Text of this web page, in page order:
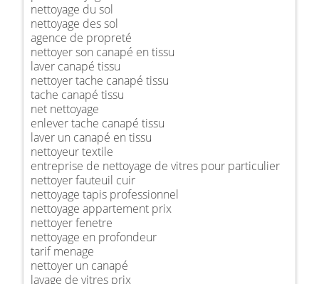
nettoyage du sol
nettoyage des sol
agence de propreté
nettoyer son canapé en tissu
laver canapé tissu
nettoyer tache canapé tissu
tache canapé tissu
net nettoyage
enlever tache canapé tissu
laver un canapé en tissu
nettoyeur textile
entreprise de nettoyage de vitres pour particulier
nettoyer fauteuil cuir
nettoyage tapis professionnel
nettoyage appartement prix
nettoyer fenetre
nettoyage en profondeur
tarif menage
nettoyer un canapé
lavage de vitres prix